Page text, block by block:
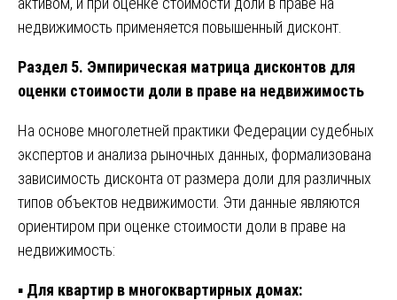
недвижимость применяется повышенный дисконт.
Раздел 5. Эмпирическая матрица дисконтов для
оценки стоимости доли в праве на недвижимость
На основе многолетней практики Федерации судебных
экспертов и анализа рыночных данных, формализована
зависимость дисконта от размера доли для различных
типов объектов недвижимости. Эти данные являются
ориентиром при оценке стоимости доли в праве на
недвижимость:
▪️ Для квартир в многоквартирных домах: